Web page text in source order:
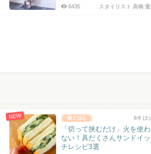
スタイリスト 高橋 愛
6435
NEW 8/8 (土)
「切って挟むだけ」火を使わ
ない！具だくさんサンドイッ
チレシピ3選